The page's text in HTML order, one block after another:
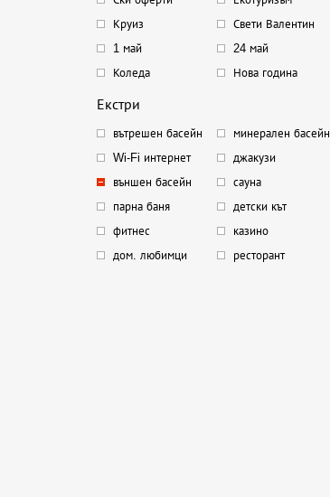
Круиз
Свети Валентин
1 май
24 май
Коледа
Нова година
Екстри
вътрешен басейн
минерален басейн
Wi-Fi интернет
джакузи
външен басейн
сауна
парна баня
детски кът
фитнес
казино
дом. любимци
ресторант